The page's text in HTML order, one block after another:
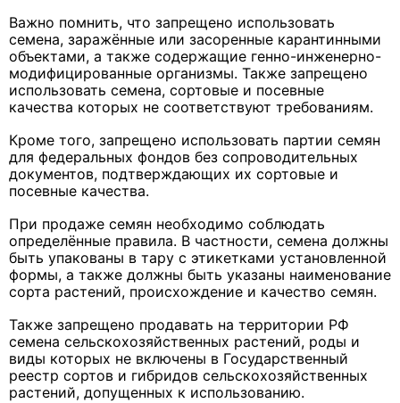
Важно помнить, что запрещено использовать
семена, заражённые или засоренные карантинными
объектами, а также содержащие генно-инженерно-
модифицированные организмы. Также запрещено
использовать семена, сортовые и посевные
качества которых не соответствуют требованиям.
Кроме того, запрещено использовать партии семян
для федеральных фондов без сопроводительных
документов, подтверждающих их сортовые и
посевные качества.
При продаже семян необходимо соблюдать
определённые правила. В частности, семена должны
быть упакованы в тару с этикетками установленной
формы, а также должны быть указаны наименование
сорта растений, происхождение и качество семян.
Также запрещено продавать на территории РФ
семена сельскохозяйственных растений, роды и
виды которых не включены в Государственный
реестр сортов и гибридов сельскохозяйственных
растений, допущенных к использованию.